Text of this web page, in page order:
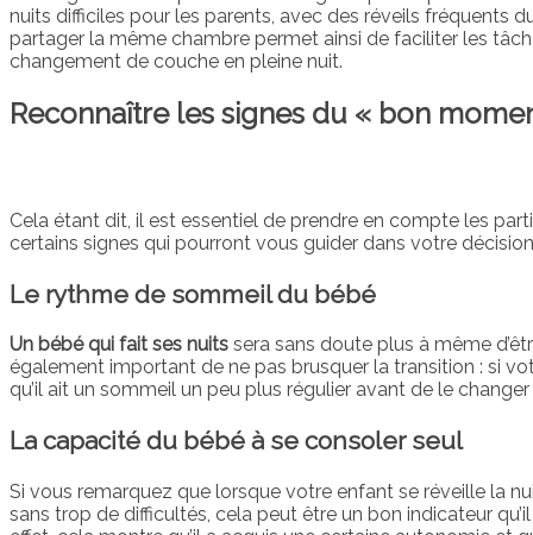
nuits difficiles pour les parents, avec des réveils fréquents
partager la même chambre permet ainsi de faciliter les
changement de couche en pleine nuit.
Reconnaître les signes du « bon
Cela étant dit, il est essentiel de prendre en compte les
certains signes qui pourront vous guider dans votre
Le rythme de sommeil du bébé
Un bébé qui fait ses nuits sera sans doute plus à même
également important de ne pas brusquer la transition : si
qu’il ait un sommeil un peu plus régulier avant de le changer
La capacité du bébé à se consoler seul
Si vous remarquez que lorsque votre enfant se réveille la
sans trop de difficultés, cela peut être un bon indicateur